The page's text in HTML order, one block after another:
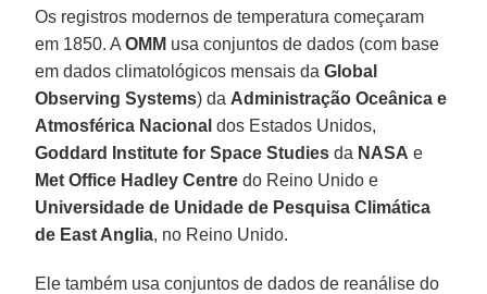
Os registros modernos de temperatura começaram
em 1850. AOMM usa conjuntos de dados (com base
em dados climatológicos mensais daGlobal
Observing Systems) da Administração Oceânica e
Atmosférica Nacionaldos Estados Unidos,
Goddard Institute for Space Studiesda NASA e
Met Office Hadley Centredo Reino Unido e
Universidade de Unidade de Pesquisa Climática
de East Anglia, no Reino Unido.
Ele também usa conjuntos de dados de reanálise do